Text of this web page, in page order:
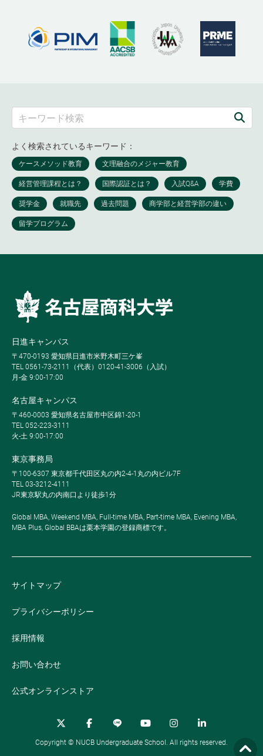
よく検索されているキーワード：
日進キャンパス
〒470-0193 愛知県日進市米野木町三ケ峯
TEL 0561-73-2111（代表）0120-41-3006（入試）
月-金 9:00-17:00
名古屋キャンパス
〒460-0003 愛知県名古屋市中区錦1-20-1
TEL 052-223-3111
火-土 9:00-17:00
東京事務局
〒100-6307 東京都千代田区丸の内2-4-1丸の内ビル7F
TEL 03-3212-4111
JR東京駅丸の内南口より徒歩1分
Global MBA, Weekend MBA, Full-time MBA, Part-time MBA, Evening MBA,
MBA Plus, Global BBAは栗本学園の登録商標です。
サイトマップ
プライバシーポリシー
採用情報
お問い合わせ
公式オンラインストア
Copyright © NUCB Undergraduate School. All rights reserved.